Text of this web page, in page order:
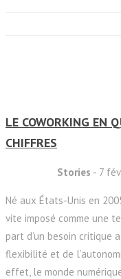
LE COWORKING EN
CHIFFRES
Stories - 7
Né aux États-Unis en
vite imposé comme une
part d’un besoin critique
flexibilité et de
effet, le monde